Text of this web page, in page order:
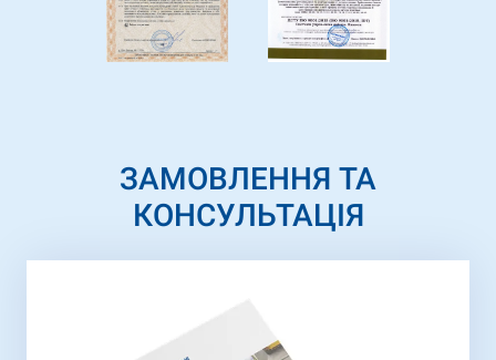
ЗАМОВЛЕННЯ ТА
КОНСУЛЬТАЦІЯ